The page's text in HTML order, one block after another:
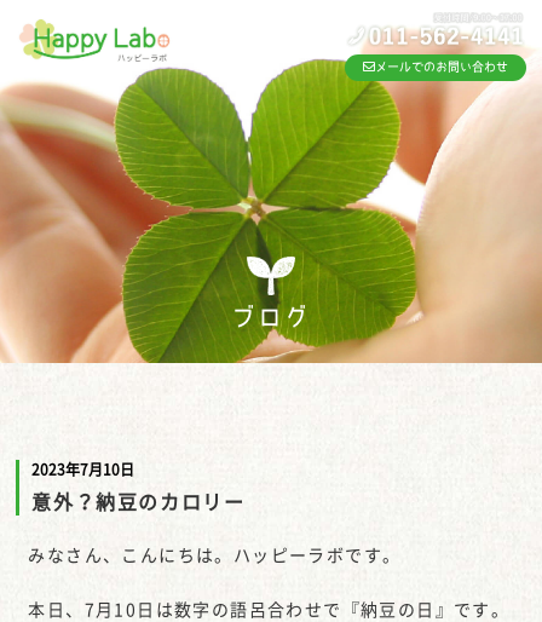
メールでのお問い合わせ
ブログ
2023年7月10日
意外？納豆のカロリー
みなさん、こんにちは。ハッピーラボです。
本日、7月10日は数字の語呂合わせで『納豆の日』です。